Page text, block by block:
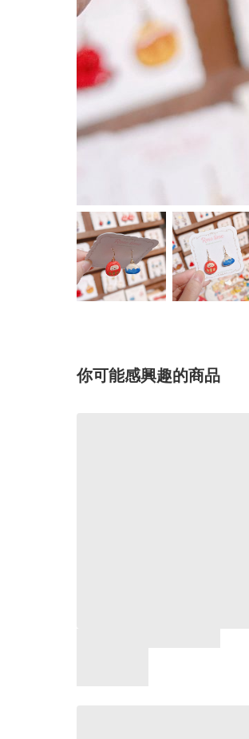
你可能感興趣的商品